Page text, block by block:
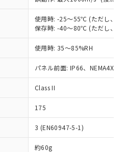
使用時: -25～55℃ (ただし、氷
保存時: -40～80℃ (ただし、氷
使用時: 35～85%RH
パネル前面: IP66、NEMA4X,
Class II
175
3 (EN60947-5-1)
約60g
ットワーク
」をご確認
標準価格結果を当社の
第三者に漏洩または開
願いします。
（部品リスト作成サー
用いただくには、I-Web
登録されている必要が
ブサイト上で当社にご
リストについて、当社
同利用者が、当社の製
関するお客様との取
な範囲で利用すること
況などにより、予定
あります。
ウンロード
をダウンロードするこ
10物質）のすべてが基
を示します。
状況下において有害物
、環境に深刻な影響を
味します。
当社販売部門へお問
品を第三者に販売する
1、2および3の内容を当
します。また当社は、
売に係わる関係者が違
それがある場合は、取
ません。
キャンセル
様担当のオムロン制御
店・当社販売員にご確
機種、また在庫状況の
開していない機種